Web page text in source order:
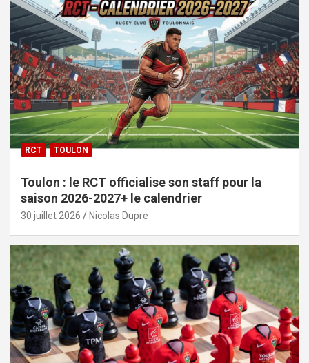
RCT TOULON
Toulon : le RCT officialise son staff pour la
saison 2026-2027+ le calendrier
30 juillet 2026 Nicolas Dupre